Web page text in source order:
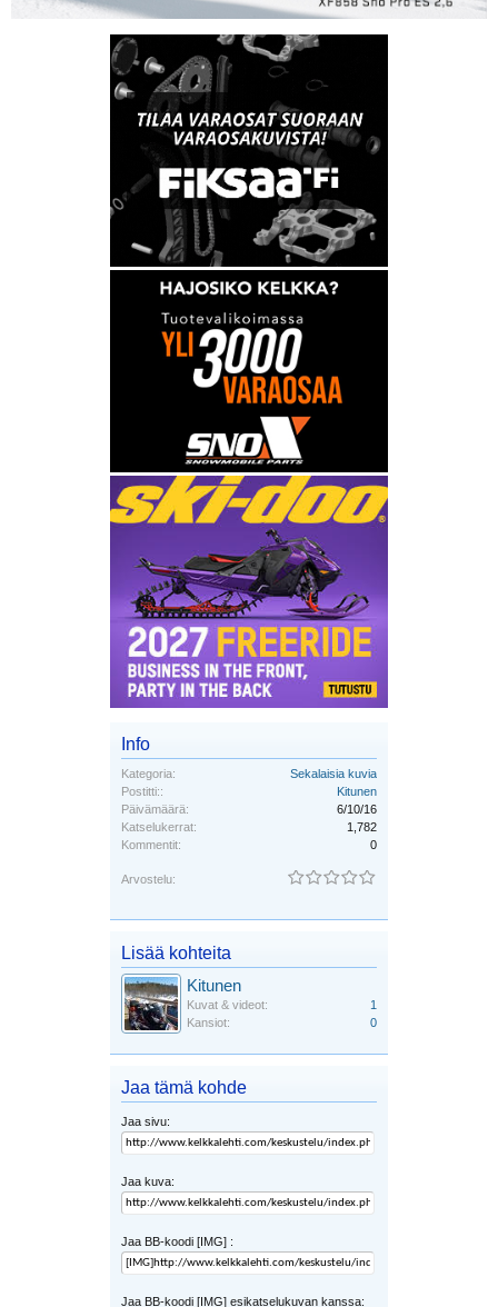
Info
Kategoria:
Sekalaisia kuvia
Postitti::
Kitunen
Päivämäärä:
6/10/16
Katselukerrat:
1,782
Kommentit:
0
Arvostelu:
Lisää kohteita
Kitunen
Kuvat & videot:
1
Kansiot:
0
Jaa tämä kohde
Jaa sivu:
Jaa kuva:
Jaa BB-koodi [IMG] :
Jaa BB-koodi [IMG] esikatselukuvan kanssa: